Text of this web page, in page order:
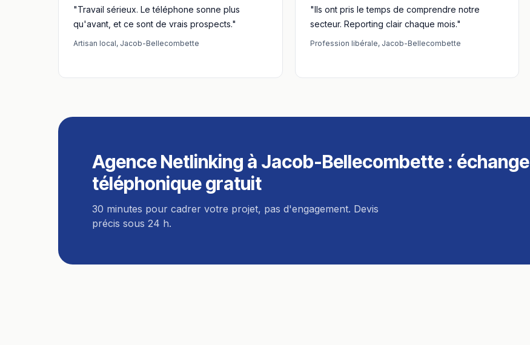
"Travail sérieux. Le téléphone sonne plus
qu'avant, et ce sont de vrais prospects."
Artisan local, Jacob-Bellecombette
"Ils ont pris le temps de comprendre notre
secteur. Reporting clair chaque mois."
Profession libérale, Jacob-Bellecombette
Agence Netlinking à Jacob-Bellecombette : échange
téléphonique gratuit
30 minutes pour cadrer votre projet, pas d'engagement. Devis
précis sous 24 h.